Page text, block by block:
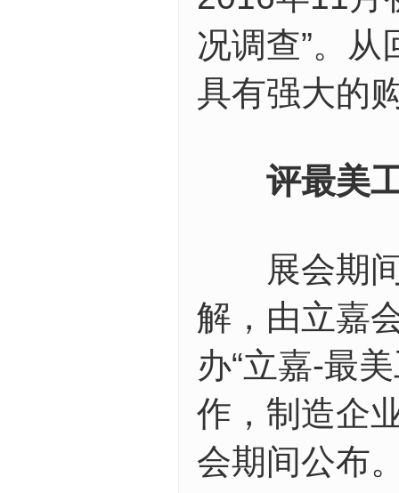
况调查”。
具有强大的
评最美工
展会期间
解，由立嘉
办“立嘉-最
作，制造企
会期间公布